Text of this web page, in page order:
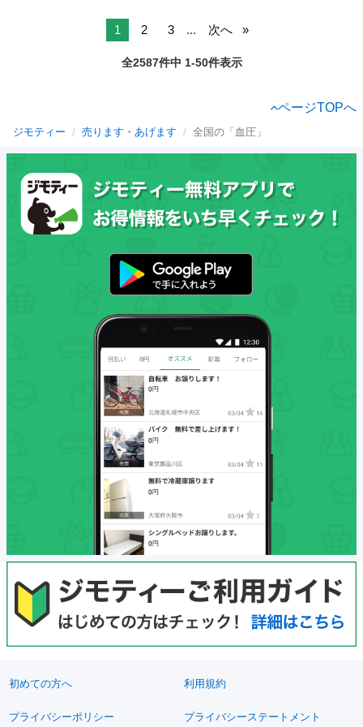
1 2 3 ... 次へ
全2587件中 1-50件表示
ページTOPへ
ジモティー 売ります・あげます 全国の「血圧」
初めての方へ 利用規約
プライバシーポリシー プライバシーステートメント